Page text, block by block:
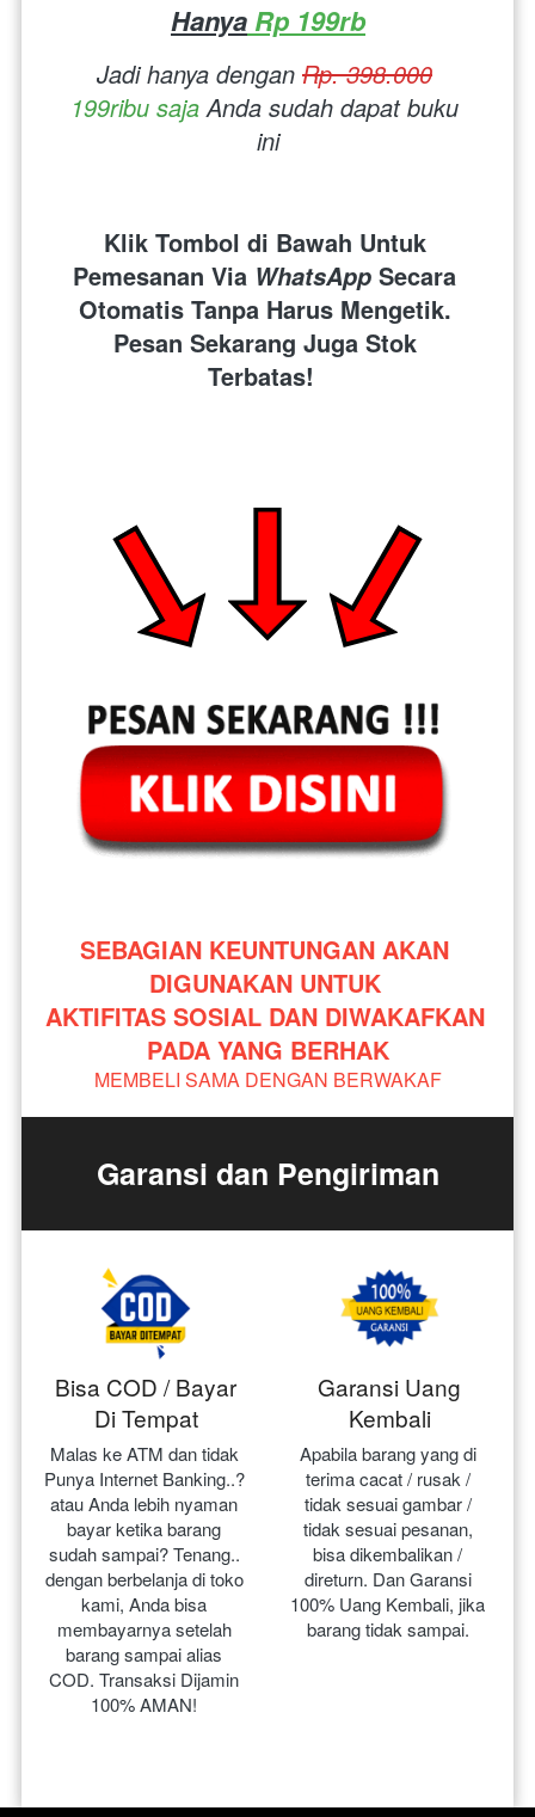
Hanya Rp 199rb
Jadi hanya dengan Rp. 398.000
199ribu saja Anda sudah dapat buku
ini
Klik Tombol di Bawah Untuk
Pemesanan Via WhatsApp Secara
Otomatis Tanpa Harus Mengetik.
Pesan Sekarang Juga Stok
Terbatas!
SEBAGIAN KEUNTUNGAN AKAN
DIGUNAKAN UNTUK
AKTIFITAS SOSIAL DAN DIWAKAFKAN
PADA YANG BERHAK
MEMBELI SAMA DENGAN BERWAKAF
Garansi dan Pengiriman
Bisa COD / Bayar
Di Tempat
Malas ke ATM dan tidak
Punya Internet Banking..?
atau Anda lebih nyaman
bayar ketika barang
sudah sampai? Tenang..
dengan berbelanja di toko
kami, Anda bisa
membayarnya setelah
barang sampai alias
COD. Transaksi Dijamin
100% AMAN!
Garansi Uang
Kembali
Apabila barang yang di
terima cacat / rusak /
tidak sesuai gambar /
tidak sesuai pesanan,
bisa dikembalikan /
direturn. Dan Garansi
100% Uang Kembali, jika
barang tidak sampai.